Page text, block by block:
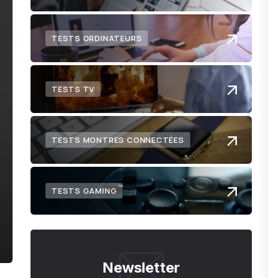
TESTS ORDINATEURS
TESTS TV
TESTS MONTRES CONNECTÉES
TESTS GAMING
Newsletter